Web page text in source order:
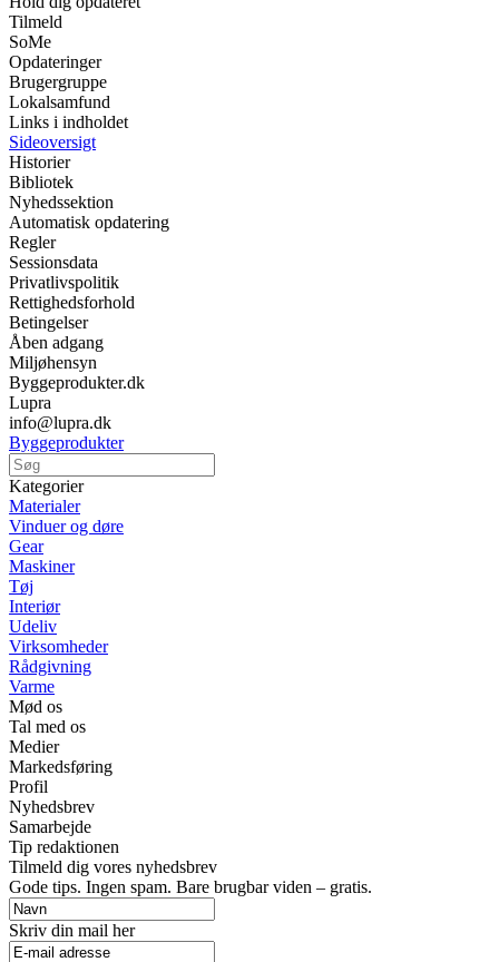
Tilmeld
SoMe
Opdateringer
Brugergruppe
Lokalsamfund
Links i indholdet
Sideoversigt
Historier
Bibliotek
Nyhedssektion
Automatisk opdatering
Regler
Sessionsdata
Privatlivspolitik
Rettighedsforhold
Betingelser
Åben adgang
Miljøhensyn
Byggeprodukter.dk
Lupra
info@lupra.dk
Byggeprodukter
Kategorier
Materialer
Vinduer og døre
Gear
Maskiner
Tøj
Interiør
Udeliv
Virksomheder
Rådgivning
Varme
Mød os
Tal med os
Medier
Markedsføring
Profil
Nyhedsbrev
Samarbejde
Tip redaktionen
Tilmeld dig vores nyhedsbrev
Gode tips. Ingen spam. Bare brugbar viden – gratis.
Skriv din mail her